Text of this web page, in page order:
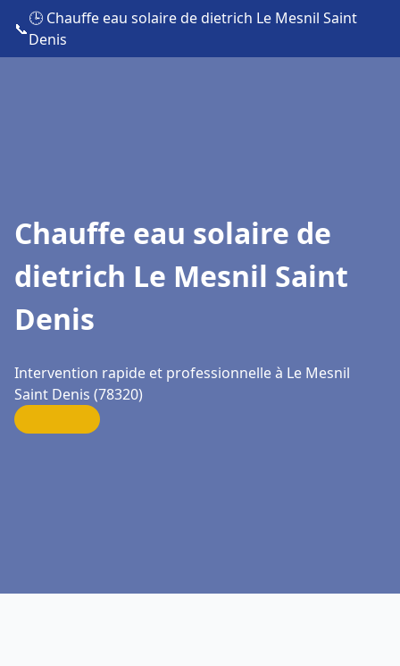
📞
🕒 Chauffe eau solaire de dietrich Le Mesnil Saint
Denis
Chauffe eau solaire de
dietrich Le Mesnil Saint
Denis
Intervention rapide et professionnelle à Le Mesnil
Saint Denis (78320)